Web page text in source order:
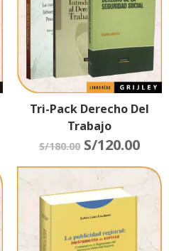
Tri-Pack Derecho Del
Trabajo
S/180.00 S/120.00